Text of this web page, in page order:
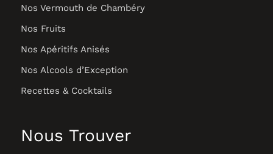
Nos Vermouth de Chambéry
Nos Fruits
Nos Apéritifs Anisés
Nos Alcools d’Exception
Recettes & Cocktails
Nous Trouver